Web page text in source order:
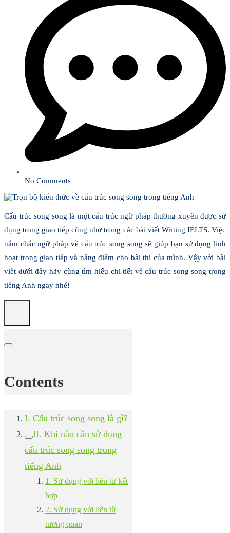
No Comments
Cấu trúc song song là một cấu trúc ngữ pháp thường xuyên được sử
dụng trong giao tiếp cũng như trong các bài viết Writing IELTS. Việc
nắm chắc ngữ pháp về cấu trúc song song sẽ giúp bạn sử dụng linh
hoạt trong giao tiếp và nâng điểm cho bài thi của mình. Vậy với bài
viết dưới đây hãy cùng tìm hiểu chi tiết về cấu trúc song song trong
tiếng Anh ngay nhé!
Contents
I. Cấu trúc song song là gì?
II. Khi nào cần sử dụng
cấu trúc song song trong
tiếng Anh
1. Sử dụng với liên từ kết
hợp
2. Sử dụng với liên từ
tương quan